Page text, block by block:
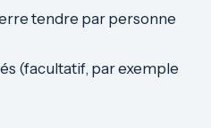
tendre par personne
(facultatif, par exemple